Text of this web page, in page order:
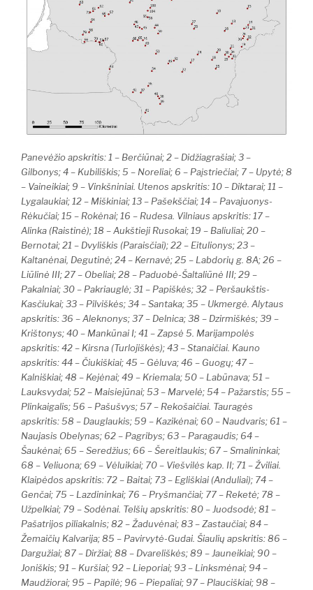
Panevėžio apskritis: 1 – Berčiūnai; 2 – Didžiagrašiai; 3 –
Gilbonys; 4 – Kubiliškis; 5 – Noreliai; 6 – Paįstriečiai; 7 – Upytė; 8
– Vaineikiai; 9 – Vinkšniniai. Utenos apskritis: 10 – Diktarai; 11 –
Lygalaukiai; 12 – Miškiniai; 13 – Pašekščiai; 14 – Pavajuonys-
Rėkučiai; 15 – Rokėnai; 16 – Rudesa. Vilniaus apskritis: 17 –
Alinka (Raistinė); 18 – Aukštieji Rusokai; 19 – Baliuliai; 20 –
Bernotai; 21 – Dvyliškis (Paraisčiai); 22 – Eitulionys; 23 –
Kaltanėnai, Degutinė; 24 – Kernavė; 25 – Labdorių g. 8A; 26 –
Liūlinė III; 27 – Obeliai; 28 – Paduobė-Šaltaliūnė III; 29 –
Pakalniai; 30 – Pakriauglė; 31 – Papiškės; 32 – Peršaukštis-
Kasčiukai; 33 – Pilviškės; 34 – Santaka; 35 – Ukmergė. Alytaus
apskritis: 36 – Aleknonys; 37 – Delnica; 38 – Dzirmiškės; 39 –
Krištonys; 40 – Mankūnai I; 41 – Zapsė 5. Marijampolės
apskritis: 42 – Kirsna (Turlojiškės); 43 – Stanaičiai. Kauno
apskritis: 44 – Čiukiškiai; 45 – Gėluva; 46 – Guogų; 47 –
Kalniškiai; 48 – Kejėnai; 49 – Kriemala; 50 – Labūnava; 51 –
Lauksvydai; 52 – Maisiejūnai; 53 – Marvelė; 54 – Pažarstis; 55 –
Plinkaigalis; 56 – Pašušvys; 57 – Rekošaičiai. Tauragės
apskritis: 58 – Dauglaukis; 59 – Kazikėnai; 60 – Naudvaris; 61 –
Naujasis Obelynas; 62 – Pagribys; 63 – Paragaudis; 64 –
Šaukėnai; 65 – Seredžius; 66 – Šereitlaukis; 67 – Smalininkai;
68 – Veliuona; 69 – Vėluikiai; 70 – Viešvilės kap. II; 71 – Žviliai.
Klaipėdos apskritis: 72 – Baitai; 73 – Egliškiai (Anduliai); 74 –
Genčai; 75 – Lazdininkai; 76 – Pryšmančiai; 77 – Reketė; 78 –
Užpelkiai; 79 – Sodėnai. Telšių apskritis: 80 – Juodsodė; 81 –
Pašatrijos piliakalnis; 82 – Žaduvėnai; 83 – Zastaučiai; 84 –
Žemaičių Kalvarija; 85 – Pavirvytė-Gudai. Šiaulių apskritis: 86 –
Dargužiai; 87 – Diržiai; 88 – Dvareliškės; 89 – Jauneikiai; 90 –
Joniškis; 91 – Kuršiai; 92 – Lieporiai; 93 – Linksmėnai; 94 –
Maudžiorai; 95 – Papilė; 96 – Piepaliai; 97 – Plauciškiai; 98 –